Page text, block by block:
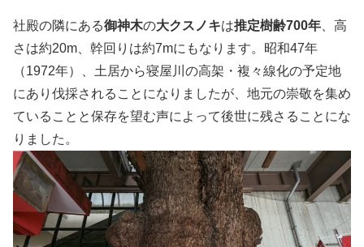
社殿の隣にある御神木の大クスノキは推定樹齢700年 、高
さは約20m、幹回りは約7mにもなります。昭和47年
（1972年）、土居から寝屋川の高架・複々線化の予定地
にあり伐採されることになりましたが、地元の崇敬を集め
ていることと保存を望む声によって後世に残さることにな
りました。